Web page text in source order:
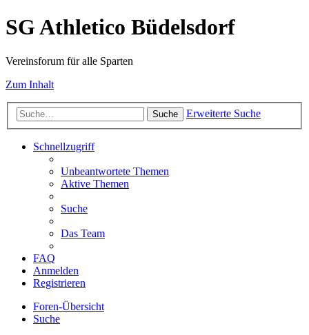
SG Athletico Büdelsdorf
Vereinsforum für alle Sparten
Zum Inhalt
Suche Erweiterte Suche
Schnellzugriff
Unbeantwortete Themen
Aktive Themen
Suche
Das Team
FAQ
Anmelden
Registrieren
Foren-Übersicht
Suche